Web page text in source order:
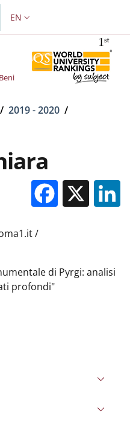
LANGUAGE SWITCHER:
EN
/ 2019 - 2020 /
X
/
di Pyrgi: analisi
profondi"